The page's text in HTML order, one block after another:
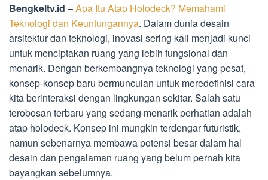
Bengkeltv.id –Apa Itu Atap Holodeck? Memahami
Teknologi dan Keuntungannya. Dalam dunia desain
arsitektur dan teknologi, inovasi sering kali menjadi kunci
untuk menciptakan ruang yang lebih fungsional dan
menarik. Dengan berkembangnya teknologi yang pesat,
konsep-konsep baru bermunculan untuk meredefinisi cara
kita berinteraksi dengan lingkungan sekitar. Salah satu
terobosan terbaru yang sedang menarik perhatian adalah
atap holodeck. Konsep ini mungkin terdengar futuristik,
namun sebenarnya membawa potensi besar dalam hal
desain dan pengalaman ruang yang belum pernah kita
bayangkan sebelumnya.